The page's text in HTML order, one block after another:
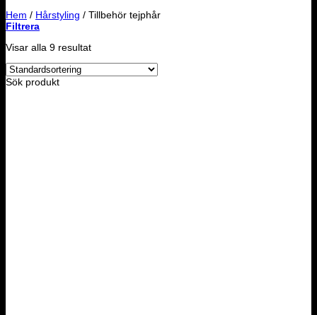
Hem / Hårstyling / Tillbehör tejphår
Filtrera
Visar alla 9 resultat
Sök produkt